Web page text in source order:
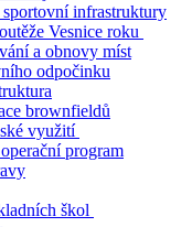
infrastruktury
Vesnice roku
a obnovy míst
odpočinku
brownfieldů
využití
program
škol